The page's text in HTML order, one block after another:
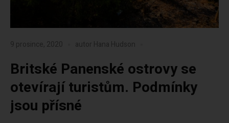
9 prosince, 2020 autor Hana Hudson
Britské Panenské ostrovy se
otevírají turistům. Podmínky
jsou přísné